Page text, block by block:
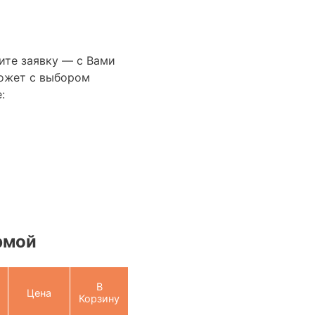
заявку — с Вами
с выбором
Цена
В
Корзину